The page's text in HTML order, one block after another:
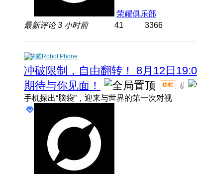
荣耀俱乐部
最新评论3 小时前 41 3366
荣耀Robot Phone
冲破限制，自由翻转！ 8月12日
期待与你见面！
手机探出“脑袋”，迎来与世界的第一次对视